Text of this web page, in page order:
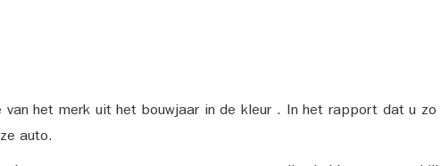
van het merk uit het bouwjaar in de kleur . In het rapport dat u
auto.